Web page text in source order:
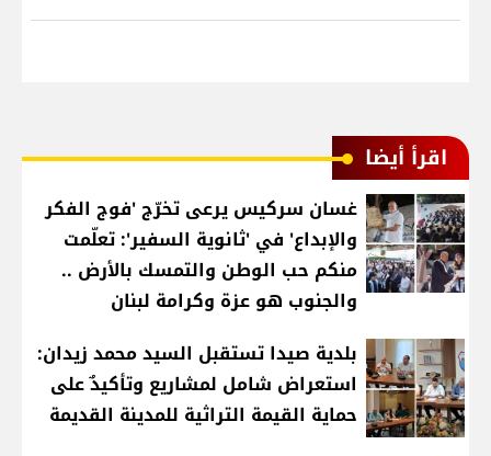
اقرأ أيضا
غسان سركيس يرعى تخرّج 'فوج الفكر
والإبداع' في 'ثانوية السفير': تعلّمت
منكم حب الوطن والتمسك بالأرض ..
والجنوب هو عزة وكرامة لبنان
بلدية صيدا تستقبل السيد محمد زيدان:
استعراض شامل لمشاريع وتأكيدٌ على
حماية القيمة التراثية للمدينة القديمة